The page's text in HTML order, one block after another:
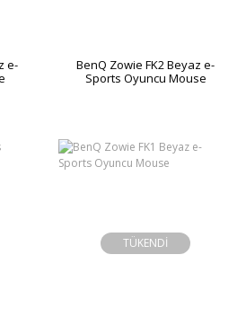
e-
BenQ Zowie FK2 Beyaz e-
Sports Oyuncu Mouse
TÜKENDİ